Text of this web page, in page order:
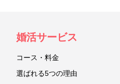
婚活サービス
コース・料金
選ばれる5つの理由